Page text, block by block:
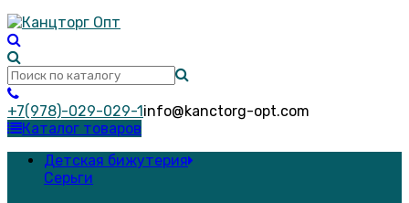
+7(978)-029-029-1info@kanctorg-opt.com
Каталог товаров
Детская бижутерия
Серьги